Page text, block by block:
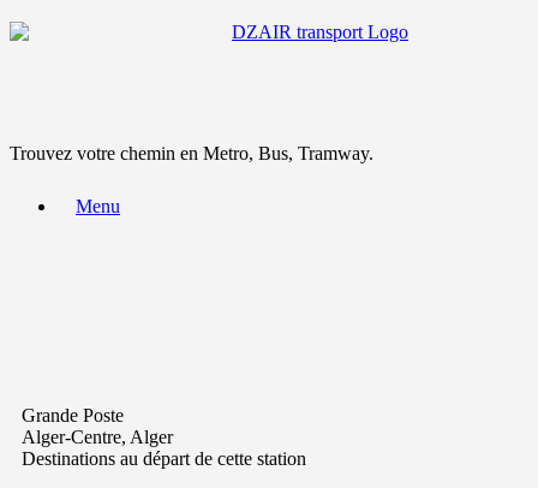
Trouvez votre chemin en Metro, Bus, Tramway.
Menu
Grande Poste
Alger-Centre, Alger
Destinations au départ de cette station